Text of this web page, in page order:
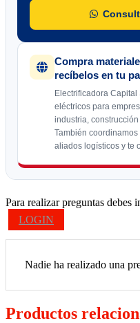
Compra
recíbelos en tu
Electrificadora
eléctricos para
industria,
También
aliados logísticos y te
Para realizar preguntas debes
LOGIN
Nadie ha realizado una
Productos